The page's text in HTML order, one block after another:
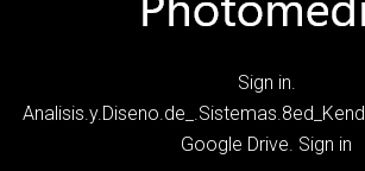
Sign in.
Google Drive. Sign in